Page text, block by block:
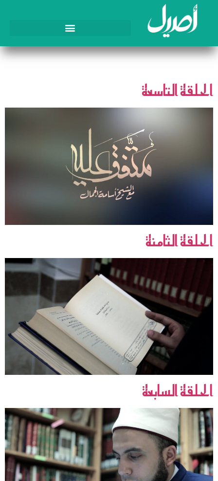
الوسم:وحدة إسلامية
الحلقة التاسعة
الحلقة الثامنة
الحلقة السابعة